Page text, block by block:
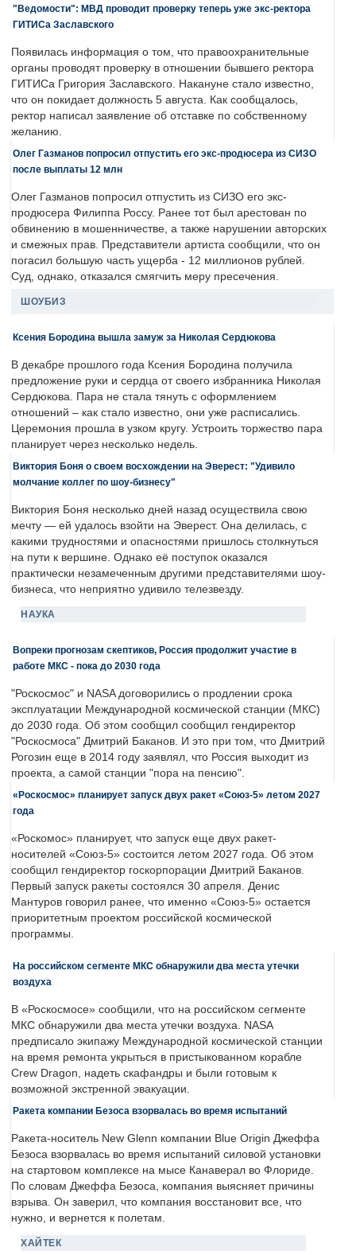
"Ведомости": МВД проводит проверку теперь уже экс-ректора
ГИТИСа Заславского
Появилась информация о том, что правоохранительные
органы проводят проверку в отношении бывшего ректора
ГИТИСа Григория Заславского. Накануне стало известно,
что он покидает должность 5 августа. Как сообщалось,
ректор написал заявление об отставке по собственному
желанию.
Олег Газманов попросил отпустить его экс-продюсера из СИЗО
после выплаты 12 млн
Олег Газманов попросил отпустить из СИЗО его экс-
продюсера Филиппа Россу. Ранее тот был арестован по
обвинению в мошенничестве, а также нарушении авторских
и смежных прав. Представители артиста сообщили, что он
погасил большую часть ущерба - 12 миллионов рублей.
Суд, однако, отказался смягчить меру пресечения.
ШОУБИЗ
Ксения Бородина вышла замуж за Николая Сердюкова
В декабре прошлого года Ксения Бородина получила
предложение руки и сердца от своего избранника Николая
Сердюкова. Пара не стала тянуть с оформлением
отношений – как стало известно, они уже расписались.
Церемония прошла в узком кругу. Устроить торжество пара
планирует через несколько недель.
Виктория Боня о своем восхождении на Эверест: "Удивило
молчание коллег по шоу-бизнесу"
Виктория Боня несколько дней назад осуществила свою
мечту — ей удалось взойти на Эверест. Она делилась, с
какими трудностями и опасностями пришлось столкнуться
на пути к вершине. Однако её поступок оказался
практически незамеченным другими представителями шоу-
бизнеса, что неприятно удивило телезвезду.
НАУКА
Вопреки прогнозам скептиков, Россия продолжит участие в
работе МКС - пока до 2030 года
"Роскосмос" и NASA договорились о продлении срока
эксплуатации Международной космической станции (МКС)
до 2030 года. Об этом сообщил сообщил гендиректор
"Роскосмоса" Дмитрий Баканов. И это при том, что Дмитрий
Рогозин еще в 2014 году заявлял, что Россия выходит из
проекта, а самой станции "пора на пенсию".
«Роскосмос» планирует запуск двух ракет «Союз-5» летом 2027
года
«Роскомос» планирует, что запуск еще двух ракет-
носителей «Союз-5» состоится летом 2027 года. Об этом
сообщил гендиректор госкорпорации Дмитрий Баканов.
Первый запуск ракеты состоялся 30 апреля. Денис
Мантуров говорил ранее, что именно «Союз-5» остается
приоритетным проектом российской космической
программы.
На российском сегменте МКС обнаружили два места утечки
воздуха
В «Роскосмосе» сообщили, что на российском сегменте
МКС обнаружили два места утечки воздуха. NASA
предписало экипажу Международной космической станции
на время ремонта укрыться в пристыкованном корабле
Crew Dragon, надеть скафандры и были готовым к
возможной экстренной эвакуации.
Ракета компании Безоса взорвалась во время испытаний
Ракета-носитель New Glenn компании Blue Origin Джеффа
Безоса взорвалась во время испытаний силовой установки
на стартовом комплексе на мысе Канаверал во Флориде.
По словам Джеффа Безоса, компания выясняет причины
взрыва. Он заверил, что компания восстановит все, что
нужно, и вернется к полетам.
ХАЙТЕК